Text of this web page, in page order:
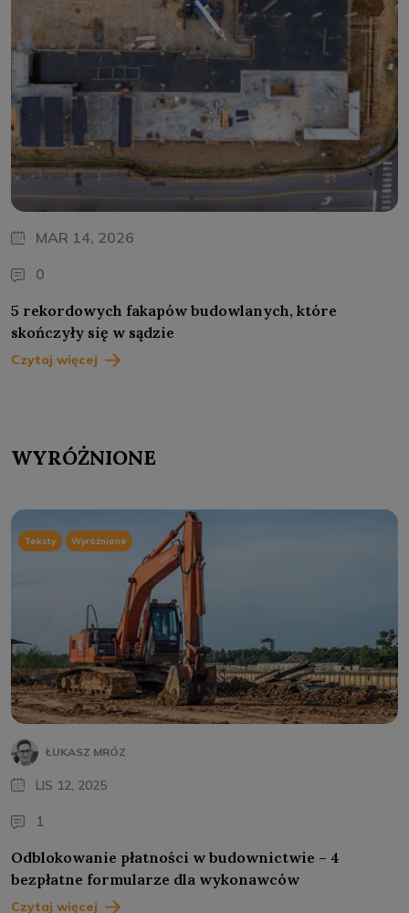
MAR 14, 2026
0
5 rekordowych fakapów budowlanych, które
skończyły się w sądzie
Czytaj więcej
WYRÓŻNIONE
Teksty Wyróżnione
ŁUKASZ MRÓZ
LIS 12, 2025
1
Odblokowanie płatności w budownictwie – 4
bezpłatne formularze dla wykonawców
Czytaj więcej